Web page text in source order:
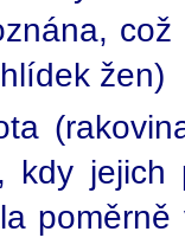
žen)
kdy